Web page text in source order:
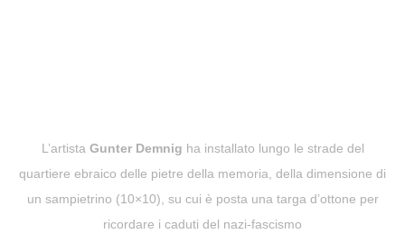
L’artista Gunter Demnig ha installato lungo le strade del
quartiere ebraico delle pietre della memoria, della dimensione di
un sampietrino (10×10), su cui è posta una targa d’ottone per
ricordare i caduti del nazi-fascismo